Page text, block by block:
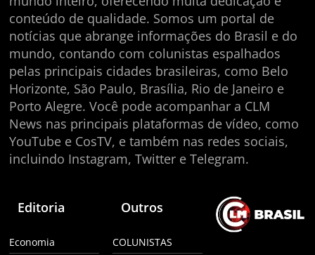
conteúdo de qualidade. Somos um portal de
notícias que abrange informações do Brasil e do
mundo, contando com colunistas espalhados
pelas principais cidades brasileiras, como Belo
Horizonte, São Paulo, Brasília, Rio de Janeiro e
Porto Alegre. Você pode acompanhar a CLM
News nas principais plataformas de vídeo, como
YouTube e CosTV, e também nas redes sociais,
incluindo Instagram, Twitter e Telegram.
Editoria
Economia
Outros
COLUNISTAS